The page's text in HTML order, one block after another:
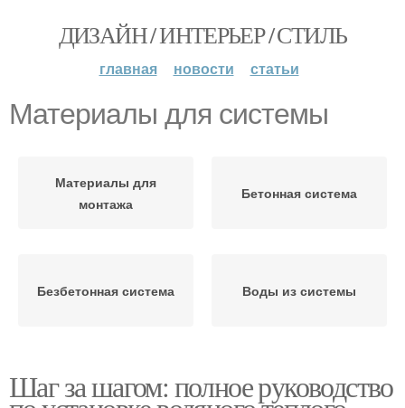
ДИЗАЙН / ИНТЕРЬЕР / СТИЛЬ
главная новости статьи
Материалы для системы
Материалы для
монтажа
Бетонная система
Безбетонная система Воды из системы
Шаг за шагом: полное руководство